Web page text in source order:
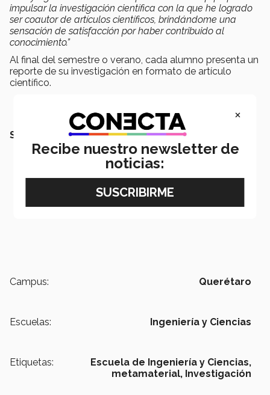
impulsar la investigación científica con la que he logrado
ser coautor de artículos científicos, brindándome una
sensación de satisfacción por haber contribuido al
conocimiento.”
Al final del semestre o verano, cada alumno presenta un
reporte de su investigación en formato de artículo
científico.
SEGURAMENTE QUERRÁS LEER
Campus: Querétaro
Escuelas: Ingeniería y Ciencias
Etiquetas:
Escuela de Ingeniería y Ciencias,
metamaterial, Investigación
×
Recibe nuestro newsletter de
noticias: